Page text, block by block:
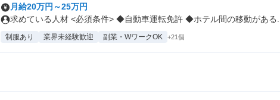
月給20万円～25万円
求めている人材 <必須条件> ◆自動車運転免許 ◆ホテル間の移動がある...
制服あり 業界未経験歓迎 副業・WワークOK +21個